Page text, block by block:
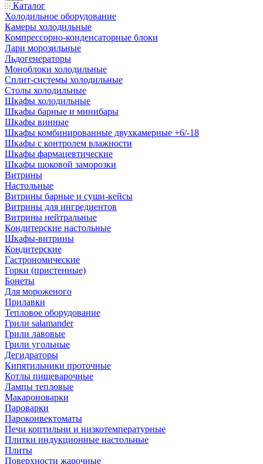
Каталог
Холодильное оборудование
Камеры холодильные
Компрессорно-конденсаторные блоки
Лари морозильные
Льдогенераторы
Моноблоки холодильные
Сплит-системы холодильные
Столы холодильные
Шкафы холодильные
Шкафы барные и минибары
Шкафы винные
Шкафы комбинированные двухкамерные +6/-18
Шкафы с контролем влажности
Шкафы фармацевтические
Шкафы шоковой заморозки
Витрины
Настольные
Витрины барные и суши-кейсы
Витрины для ингредиентов
Витрины нейтральные
Кондитерские настольные
Шкафы-витрины
Кондитерские
Гастрономические
Горки (пристенные)
Бонеты
Для мороженого
Прилавки
Тепловое оборудование
Грили salamander
Грили лавовые
Грили угольные
Дегидраторы
Кипятильники проточные
Котлы пищеварочные
Лампы тепловые
Макароноварки
Пароварки
Пароконвектоматы
Печи коптильни и низкотемпературные
Плитки индукционные настольные
Плиты
Поверхности жарочные